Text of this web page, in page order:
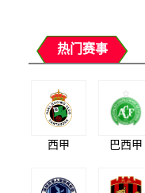
热门赛事
西甲 巴西甲